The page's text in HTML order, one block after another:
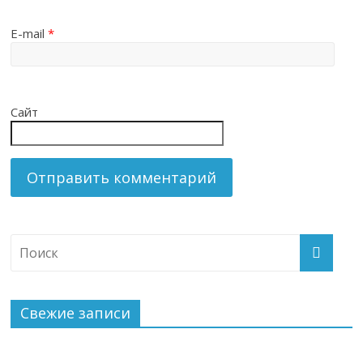
E-mail*
Сайт
Свежие записи